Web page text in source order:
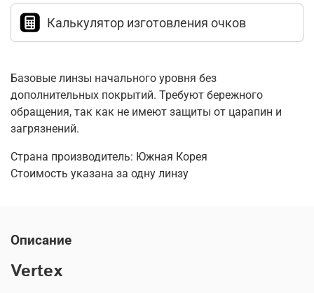
Калькулятор изготовления очков
Базовые линзы начального уровня без
дополнительных покрытий. Требуют бережного
обращения, так как не имеют защиты от царапин и
загрязнений.
Страна производитель: Южная Корея
Стоимость указана за одну линзу
Описание
Vertex